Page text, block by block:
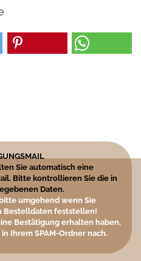
Sie automatisch eine
Bitte kontrollieren Sie die in
Daten.
umgehend wenn Sie
Bestelldaten feststellen!
Bestätigung erhalten haben,
Ihrem SPAM-Ordner nach.